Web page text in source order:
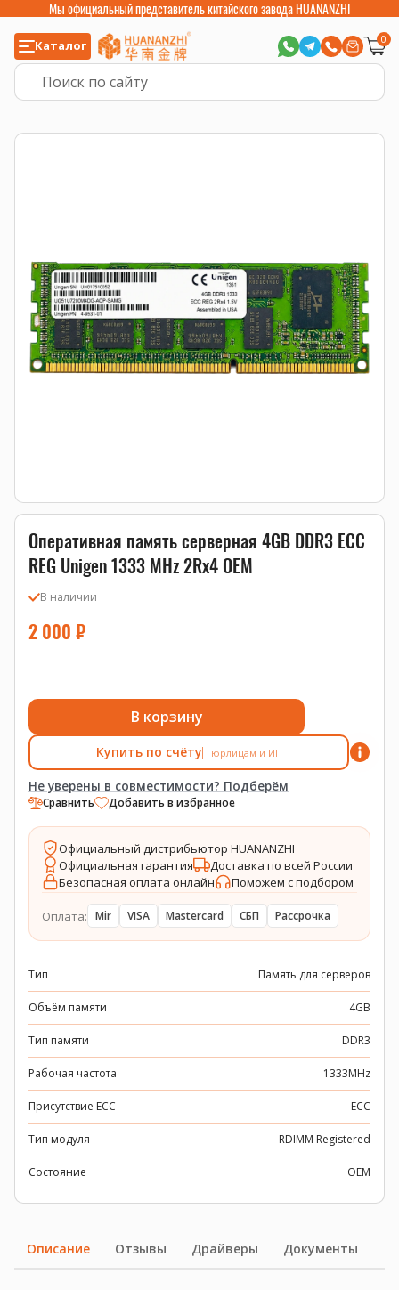
Мы официальный представитель китайского завода HUANANZHI
Каталог 0
Оперативная память серверная 4GB DDR3 ECC
REG Unigen 1333 MHz 2Rx4 OEM
В наличии
2 000 ₽
В корзину
Купить по счёту юрлицам и ИП
Не уверены в совместимости? Подберём
Сравнить Добавить в избранное
Официальный дистрибьютор HUANANZHI
Официальная гарантия
Доставка по всей России
Безопасная оплата онлайн
Поможем с подбором
Оплата: Mir VISA Mastercard СБП Рассрочка
Тип Память для серверов
Объём памяти 4GB
Тип памяти DDR3
Рабочая частота 1333MHz
Присутствие ECC ECC
Тип модуля RDIMM Registered
Состояние OEM
Описание Отзывы Драйверы Документы